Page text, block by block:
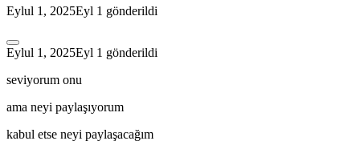
Eylul 1, 2025Eyl 1 gönderildi
Eylul 1, 2025Eyl 1 gönderildi
seviyorum onu
ama neyi paylaşıyorum
kabul etse neyi paylaşacağım